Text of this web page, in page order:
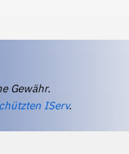
Gewähr.
IServ.